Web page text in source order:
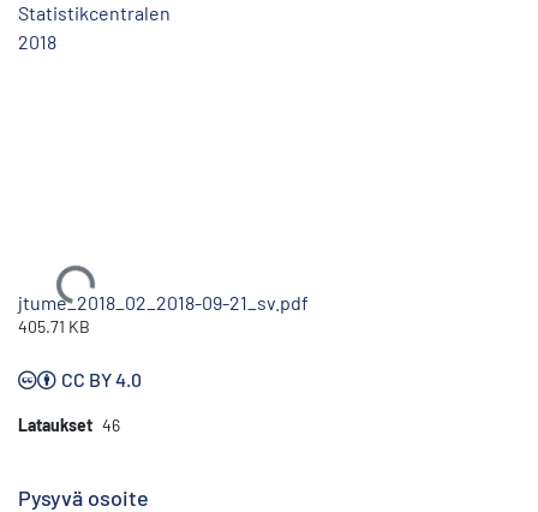
Statistikcentralen
2018
Ladataan...
jtume_2018_02_2018-09-21_sv.pdf
405.71 KB
CC BY 4.0
Lataukset 46
Pysyvä osoite